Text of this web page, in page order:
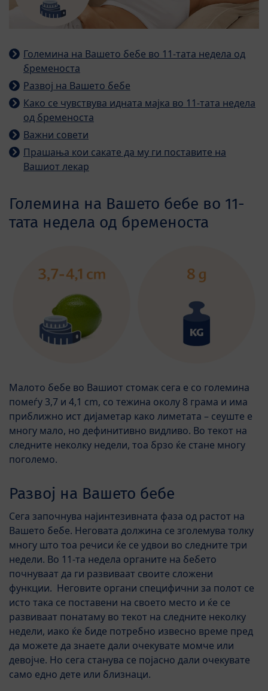
Големина на Вашето бебе во 11-тата недела од
бременоста
Развој на Вашето бебе
Како се чувствува идната мајка во 11-тата недела
од бременоста
Важни совети
Прашања кои сакате да му ги поставите на
Вашиот лекар
Големина на Вашето бебе во 11-
тата недела од бременоста
Малото бебе во Вашиот стомак сега е со големина
помеѓу 3,7 и 4,1 cm, со тежина околу 8 грама и има
приближно ист дијаметар како лиметата – сеуште е
многу мало, но дефинитивно видливо. Во текот на
следните неколку недели, тоа брзо ќе стане многу
поголемо.
Развој на Вашето бебе
Сега започнува најинтезивната фаза од растот на
Вашето бебе. Неговата должина се зголемува толку
многу што тоа речиси ќе се удвои во следните три
недели. Во 11-та недела органите на бебето
почнуваат да ги развиваат своите сложени
функции. Неговите органи специфични за полот се
исто така се поставени на своето место и ќе се
развиваат понатаму во текот на следните неколку
недели, иако ќе биде потребно извесно време пред
да можете да знаете дали очекувате момче или
девојче. Но сега станува се појасно дали очекувате
само едно дете или близнаци.